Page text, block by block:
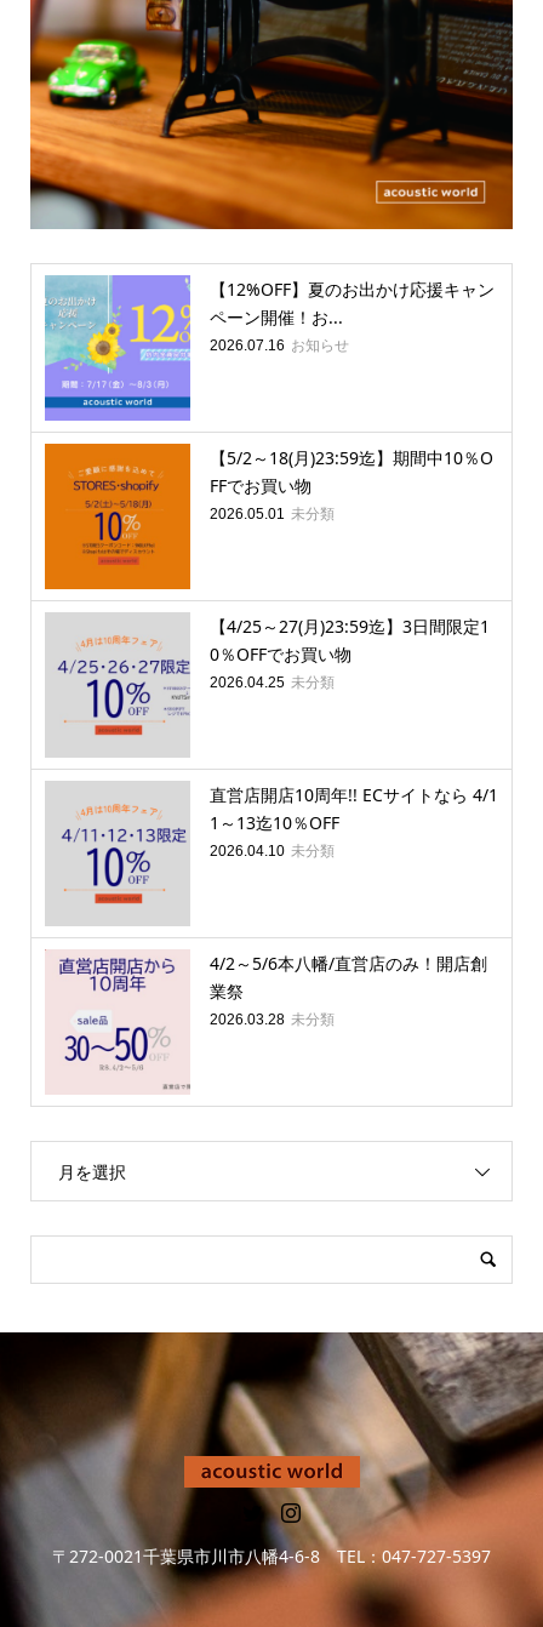
【12%OFF】夏のお出かけ応援キャン
ペーン開催！お...
2026.07.16 お知らせ
【5/2～18(月)23:59迄】期間中10％O
FFでお買い物
2026.05.01 未分類
【4/25～27(月)23:59迄】3日間限定1
0％OFFでお買い物
2026.04.25 未分類
直営店開店10周年!! ECサイトなら 4/1
1～13迄10％OFF
2026.04.10 未分類
4/2～5/6本八幡/直営店のみ！開店創
業祭
2026.03.28 未分類
月を選択
〒272-0021千葉県市川市八幡4-6-8 TEL：047-727-5397